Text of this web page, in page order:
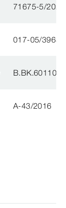
71675-5/
017-05/3963-
A-43/2016